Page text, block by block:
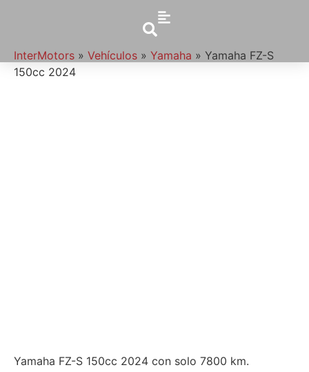
InterMotors » Vehículos » Yamaha » Yamaha FZ-S
150cc 2024
Yamaha FZ-S 150cc 2024 con solo 7800 km.